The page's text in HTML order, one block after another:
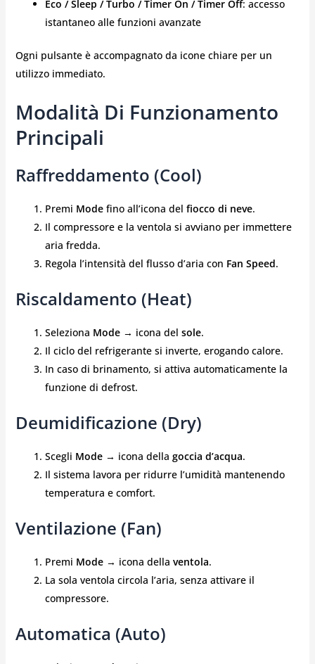
Eco / Sleep / Turbo / Timer On / Timer Off: accesso
istantaneo alle funzioni avanzate
Ogni pulsante è accompagnato da icone chiare per un
utilizzo immediato.
Modalità Di Funzionamento
Principali
Raffreddamento (Cool)
Premi Modefino all’icona del fiocco di neve.
Il compressore e la ventola si avviano per immettere
aria fredda.
Regola l’intensità del flusso d’aria con Fan Speed.
Riscaldamento (Heat)
Seleziona Mode→ icona del sole.
Il ciclo del refrigerante si inverte, erogando calore.
In caso di brinamento, si attiva automaticamente la
funzione di defrost.
Deumidificazione (Dry)
Scegli Mode→ icona della goccia d’acqua.
Il sistema lavora per ridurre l’umidità mantenendo
temperatura e comfort.
Ventilazione (Fan)
Premi Mode→ icona della ventola.
La sola ventola circola l’aria, senza attivare il
compressore.
Automatica (Auto)